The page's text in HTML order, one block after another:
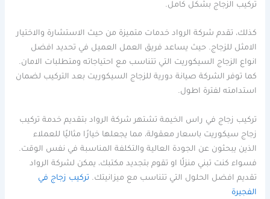
تركيب الزجاج بشكل كامل.
كذلك، تقدم شركة الرواد خدمات متميزة من حيث الاستشارة والاختيار
الامثل للزجاج. حيث يساعد فريق العمل العميل في تحديد افضل
انواع الزجاج السيكوريت التي تتناسب مع احتياجاته ومتطلبات الامان.
كما توفر الشركة صيانة دورية للزجاج السيكوريت بعد التركيب لضمان
استدامته لفترة اطول.
تركيب زجاج في راس الخيمة تشتهر شركة الرواد بتقديم خدمة تركيب
زجاج سيكوريت باسعار معقولة، مما يجعلها خيارًا مثاليًا للعملاء
الذين يبحثون عن الجودة العالية والتكلفة المناسبة في نفس الوقت.
فسواء كنت تبني منزلًا او تقوم بتجديد مكتبك، يمكن لشركة الرواد
تقديم افضل الحلول التي تتناسب مع ميزانيتك. تركيب زجاج في
الفجيرة